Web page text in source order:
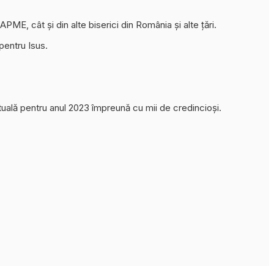
cât și din alte biserici din România și alte țări.
Isus.
pentru anul 2023 împreună cu mii de credincioși.